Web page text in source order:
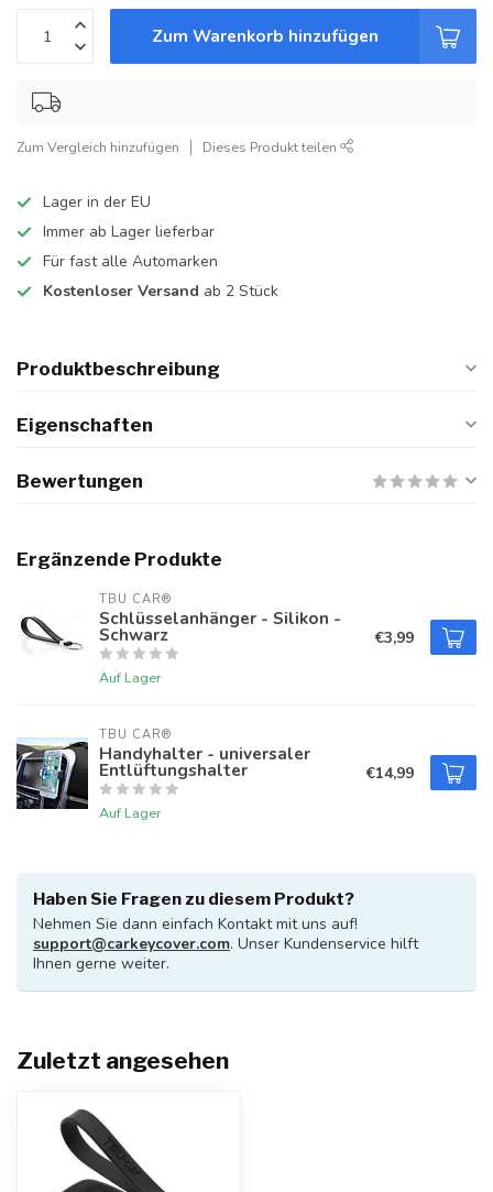
Zum Warenkorb hinzufügen
Zum Vergleich hinzufügen Dieses Produkt teilen
Lager in der EU
Immer ab Lager lieferbar
Für fast alle Automarken
Kostenloser Versand ab 2 Stück
Produktbeschreibung
Eigenschaften
Bewertungen
Ergänzende Produkte
TBU CAR®
Schlüsselanhänger - Silikon -
Schwarz
Auf Lager
€3,99
TBU CAR®
Handyhalter - universaler
Entlüftungshalter
Auf Lager
€14,99
Haben Sie Fragen zu diesem Produkt?
Nehmen Sie dann einfach Kontakt mit uns auf!
support@carkeycover.com. Unser Kundenservice hilft
Ihnen gerne weiter.
Zuletzt angesehen